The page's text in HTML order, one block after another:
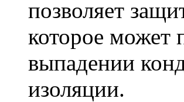
позволяет
которое может
выпадении
изоляции.